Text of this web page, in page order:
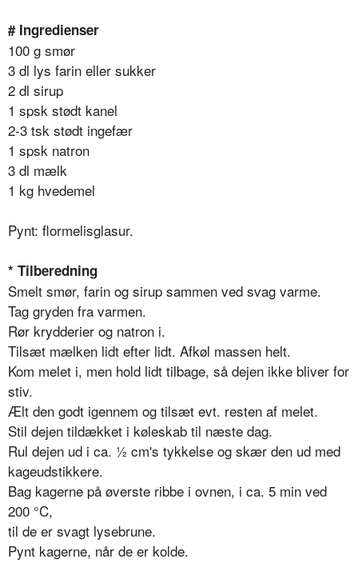
# Ingredienser
100 g smør
3 dl lys farin eller sukker
2 dl sirup
1 spsk stødt kanel
2-3 tsk stødt ingefær
1 spsk natron
3 dl mælk
1 kg hvedemel
Pynt: flormelisglasur.
* Tilberedning
Smelt smør, farin og sirup sammen ved svag varme.
Tag gryden fra varmen.
Rør krydderier og natron i.
Tilsæt mælken lidt efter lidt. Afkøl massen helt.
Kom melet i, men hold lidt tilbage, så dejen ikke bliver for
stiv.
Ælt den godt igennem og tilsæt evt. resten af melet.
Stil dejen tildækket i køleskab til næste dag.
Rul dejen ud i ca. ½ cm's tykkelse og skær den ud med
kageudstikkere.
Bag kagerne på øverste ribbe i ovnen, i ca. 5 min ved
200 °C,
til de er svagt lysebrune.
Pynt kagerne, når de er kolde.